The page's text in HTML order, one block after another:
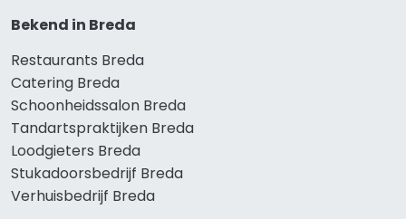
Bekend in Breda
Restaurants Breda
Catering Breda
Schoonheidssalon Breda
Tandartspraktijken Breda
Loodgieters Breda
Stukadoorsbedrijf Breda
Verhuisbedrijf Breda